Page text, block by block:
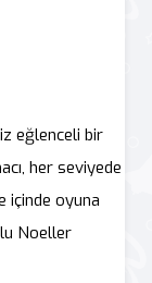
eğlenceli bir
her seviyede
içinde oyuna
Noeller